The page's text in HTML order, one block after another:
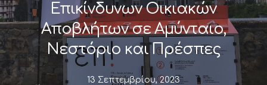
Επικίνδυνων Οικιακών
Αποβλήτων σε Αμύνταιο,
Νεστόριο και Πρέσπες
13 Σεπτεμβρίου, 2023